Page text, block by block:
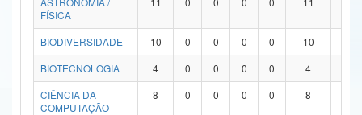
Advocacia-Geral da União
Banco Central do Brasil
FÍSICA
BIODIVERSIDADE 10 0 0 0 0 10
BIOTECNOLOGIA
4 0 0 0 0 4
CIÊNCIA DA
COMPUTAÇÃO
8 0 0 0 0 8